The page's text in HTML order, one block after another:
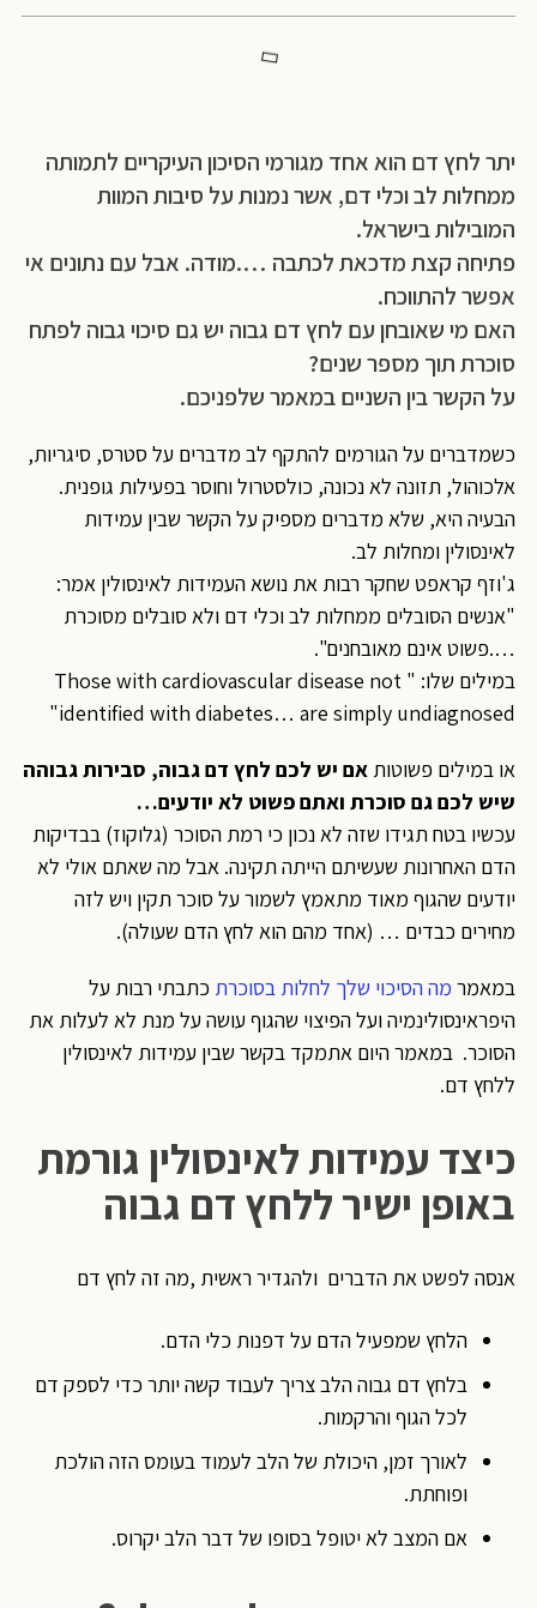
יתר לחץ דם הוא אחד מגורמי הסיכון העיקריים לתמותה
ממחלות לב וכלי דם, אשר נמנות על סיבות המוות
המובילות בישראל.
פתיחה קצת מדכאת לכתבה ….מודה. אבל עם נתונים אי
אפשר להתווכח.
האם מי שאובחן עם לחץ דם גבוה יש גם סיכוי גבוה לפתח
סוכרת תוך מספר שנים?
על הקשר בין השניים במאמר שלפניכם.
כשמדברים על הגורמים להתקף לב מדברים על סטרס, סיגריות,
אלכוהול, תזונה לא נכונה, כולסטרול וחוסר בפעילות גופנית.
הבעיה היא, שלא מדברים מספיק על הקשר שבין עמידות
לאינסולין ומחלות לב.
ג'וזף קראפט שחקר רבות את נושא העמידות לאינסולין אמר:
"אנשים הסובלים ממחלות לב וכלי דם ולא סובלים מסוכרת
….פשוט אינם מאובחנים".
במילים שלו: " Those with cardiovascular disease not
identified with diabetes… are simply undiagnosed"
או במילים פשוטותאם יש לכם לחץ דם גבוה, סבירות גבוהה
שיש לכם גם סוכרת ואתם פשוט לא יודעים…
עכשיו בטח תגידו שזה לא נכון כי רמת הסוכר (גלוקוז) בבדיקות
הדם האחרונות שעשיתם הייתה תקינה. אבל מה שאתם אולי לא
יודעים שהגוף מאוד מתאמץ לשמור על סוכר תקין ויש לזה
מחירים כבדים … (אחד מהם הוא לחץ הדם שעולה).
במאמרמה הסיכוי שלך לחלות בסוכרתכתבתי רבות על
היפראינסולינמיה ועל הפיצוי שהגוף עושה על מנת לא לעלות את
הסוכר. במאמר היום אתמקד בקשר שבין עמידות לאינסולין
ללחץ דם.
כיצד עמידות לאינסולין גורמת
באופן ישיר ללחץ דם גבוה
אנסה לפשט את הדברים ולהגדיר ראשית ,מה זה לחץ דם
הלחץ שמפעיל הדם על דפנות כלי הדם.
בלחץ דם גבוה הלב צריך לעבוד קשה יותר כדי לספק דם
לכל הגוף והרקמות.
לאורך זמן, היכולת של הלב לעמוד בעומס הזה הולכת
ופוחתת.
אם המצב לא יטופל בסופו של דבר הלב יקרוס.